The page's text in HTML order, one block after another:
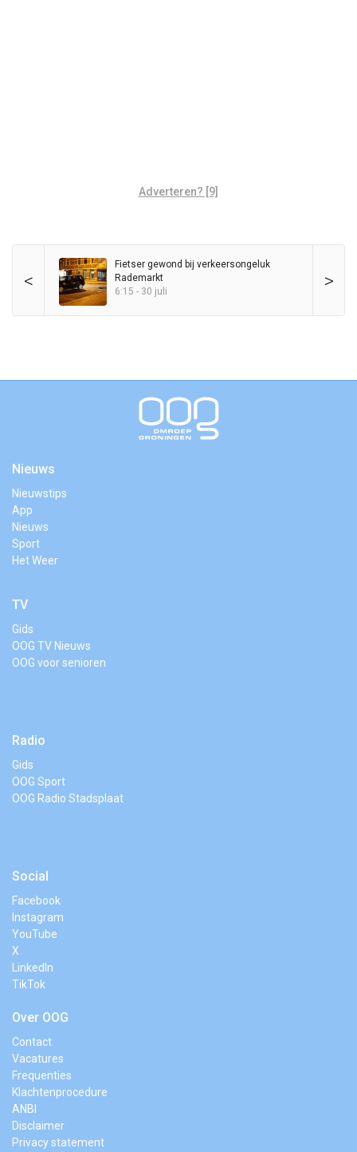
Adverteren? [9]
< >
Fietser gewond bij verkeersongeluk
Rademarkt
6:15 - 30 juli
Nieuws
Nieuwstips
App
Nieuws
Sport
Het Weer
TV
Gids
OOG TV Nieuws
OOG voor senioren
Radio
Gids
OOG Sport
OOG Radio Stadsplaat
Social
Facebook
Instagram
YouTube
X
LinkedIn
TikTok
Over OOG
Contact
Vacatures
Frequenties
Klachtenprocedure
ANBI
Disclaimer
Privacy statement